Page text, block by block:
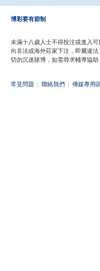
博彩要有節制
未滿十八歲人士不得投注或進入可
向非法或海外莊家下注，即屬違法
切勿沉迷賭博，如需尋求輔導協
常見問題 聯絡我們 傳媒專用